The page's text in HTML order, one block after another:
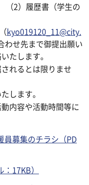
2）履歴書（学生の
kyo019120_11@city.
わせ先まで御提出願い
たします。
れるとは限りませ
します。
内容や活動時間等に
員募集のチラシ（PD
17KB）